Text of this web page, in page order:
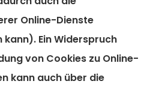
Online-Dienste
Ein Widerspruch
von Cookies zu Online-
kann auch über die